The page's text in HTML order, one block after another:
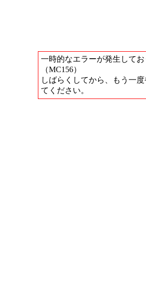
一時的なエラーが発生してお
（MC156）
しばらくしてから、もう一
てください。